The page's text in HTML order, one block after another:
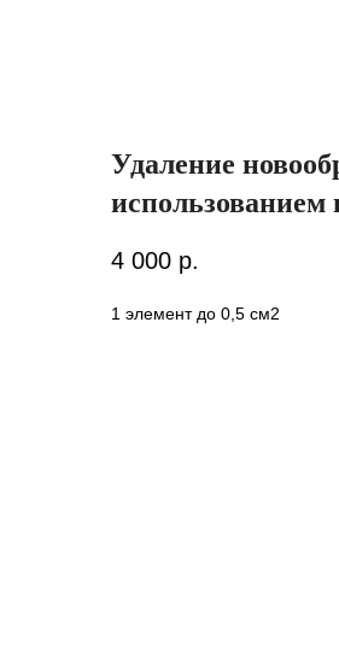
Удаление
4 000 р.
1 элемент до 0,5 см2